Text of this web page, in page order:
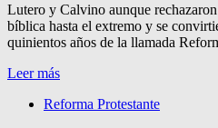
Lutero y Calvino aunque
bíblica hasta el extremo y se
quinientos años de la llamada
Leer más
Reforma Protestante